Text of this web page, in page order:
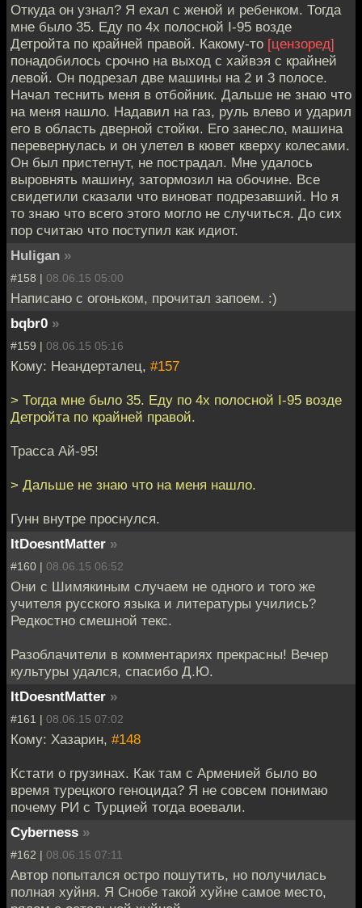
Откуда он узнал? Я ехал с женой и ребенком. Тогда
мне было 35. Еду по 4х полосной I-95 возде
Детройта по крайней правой. Какому-то [цензоред]
понадобилось срочно на выход с хайвэя с крайней
левой. Он подрезал две машины на 2 и 3 полосе.
Начал теснить меня в отбойник. Дальше не знаю что
на меня нашло. Надавил на газ, руль влево и ударил
его в область дверной стойки. Его занесло, машина
перевернулась и он улетел в кювет кверху колесами.
Он был пристегнут, не пострадал. Мне удалось
выровнять машину, затормозил на обочине. Все
свидетили сказали что виноват подрезавший. Но я
то знаю что всего этого могло не случиться. До сих
пор считаю что поступил как идиот.
Huligan »
#158 | 08.06.15 05:00
Написано с огоньком, прочитал запоем. :)
bqbr0 »
#159 | 08.06.15 05:16
Кому: Неандерталец, #157
> Тогда мне было 35. Еду по 4х полосной I-95 возде
Детройта по крайней правой.
Трасса Ай-95!
> Дальше не знаю что на меня нашло.
Гунн внутре проснулся.
ItDoesntMatter »
#160 | 08.06.15 06:52
Они с Шимякиным случаем не одного и того же
учителя русского языка и литературы учились?
Редкостно смешной текс.
Разоблачители в комментариях прекрасны! Вечер
культуры удался, спасибо Д.Ю.
ItDoesntMatter »
#161 | 08.06.15 07:02
Кому: Хазарин, #148
Кстати о грузинах. Как там с Арменией было во
время турецкого геноцида? Я не совсем понимаю
почему РИ с Турцией тогда воевали.
Cyberness »
#162 | 08.06.15 07:11
Автор попытался остро пошутить, но получилась
полная хуйня. Я Снобе такой хуйне самое место,